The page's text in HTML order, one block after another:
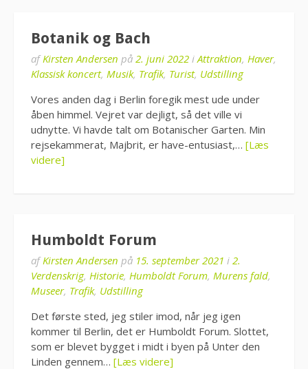
Botanik og Bach
afKirsten Andersen på 2. juni 2022 iAttraktion, Haver,
Klassisk koncert, Musik, Trafik, Turist, Udstilling
Vores anden dag i Berlin foregik mest ude under
åben himmel. Vejret var dejligt, så det ville vi
udnytte. Vi havde talt om Botanischer Garten. Min
rejsekammerat, Majbrit, er have-entusiast,… [Læs
videre]
Humboldt Forum
afKirsten Andersen på 15. september 2021 i 2.
Verdenskrig, Historie, Humboldt Forum, Murens fald,
Museer, Trafik, Udstilling
Det første sted, jeg stiler imod, når jeg igen
kommer til Berlin, det er Humboldt Forum. Slottet,
som er blevet bygget i midt i byen på Unter den
Linden gennem… [Læs videre]